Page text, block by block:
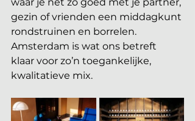
waar je net zo goed met je partner,
gezin of vrienden een middagkunt
rondstruinen en borrelen.
Amsterdam is wat ons betreft
klaar voor zo’n toegankelijke,
kwalitatieve mix.